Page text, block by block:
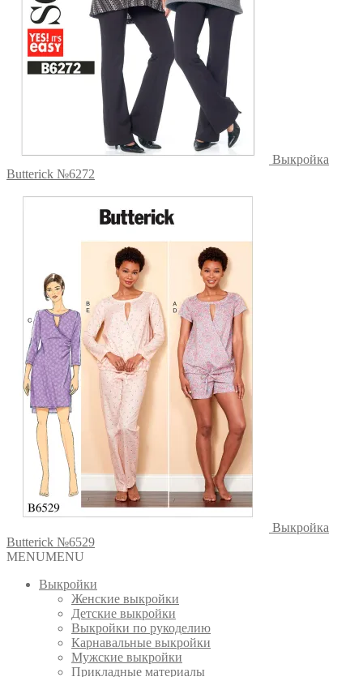
Выкройка
Butterick №6272
Выкройка
Butterick №6529
MENUMENU
Выкройки
Женские выкройки
Детские выкройки
Выкройки по рукоделию
Карнавальные выкройки
Мужские выкройки
Прикладные материалы